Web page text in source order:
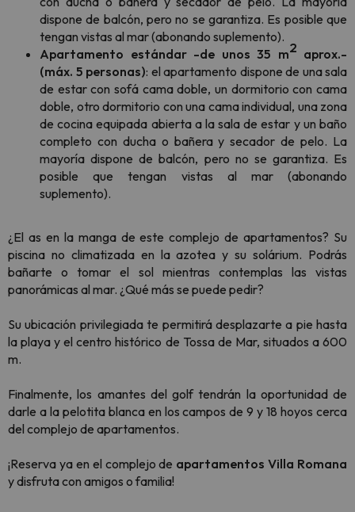
dispone de balcón, pero no se garantiza. Es posible que
tengan vistas al mar (abonando suplemento).
Apartamento estándar -de unos 35 m2 aprox.-
(máx. 5 personas): el apartamento dispone de una sala
de estar con sofá cama doble, un dormitorio con cama
doble, otro dormitorio con una cama individual, una zona
de cocina equipada abierta a la sala de estar y un baño
completo con ducha o bañera y secador de pelo. La
mayoría dispone de balcón, pero no se garantiza. Es
posible que tengan vistas al mar (abonando
suplemento).
¿El as en la manga de este complejo de apartamentos? Su
piscina no climatizada en la azotea y su solárium. Podrás
bañarte o tomar el sol mientras contemplas las vistas
panorámicas al mar. ¿Qué más se puede pedir?
Su ubicación privilegiada te permitirá desplazarte a pie hasta
la playa y el centro histórico de Tossa de Mar, situados a 600
m.
Finalmente, los amantes del golf tendrán la oportunidad de
darle a la pelotita blanca en los campos de 9 y 18 hoyos cerca
del complejo de apartamentos.
¡Reserva ya en el complejo de apartamentos Villa Romana
y disfruta con amigos o familia!